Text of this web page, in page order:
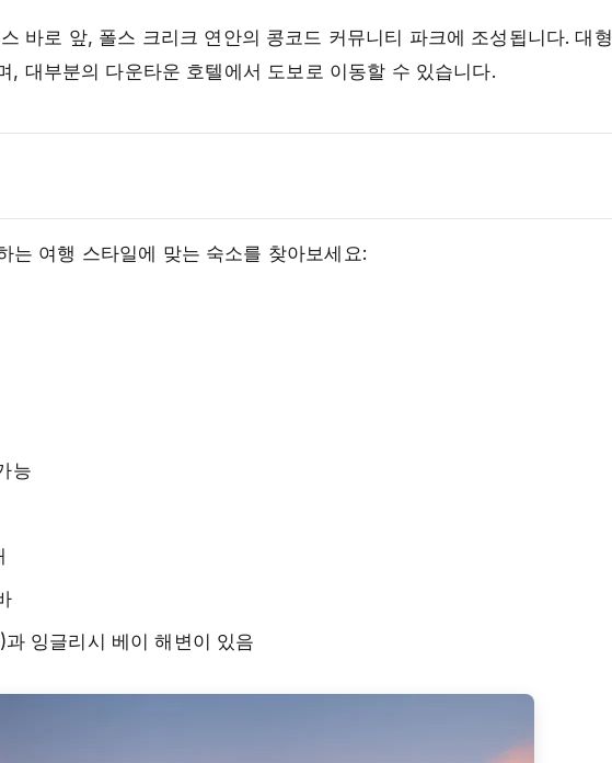
바로 앞, 폴스 크리크 연안의 콩코드 커뮤니티 파크에 조성됩니다. 대형
대부분의 다운타운 호텔에서 도보로 이동할 수 있습니다.
는 여행 스타일에 맞는 숙소를 찾아보세요:
능
잉글리시 베이 해변이 있음